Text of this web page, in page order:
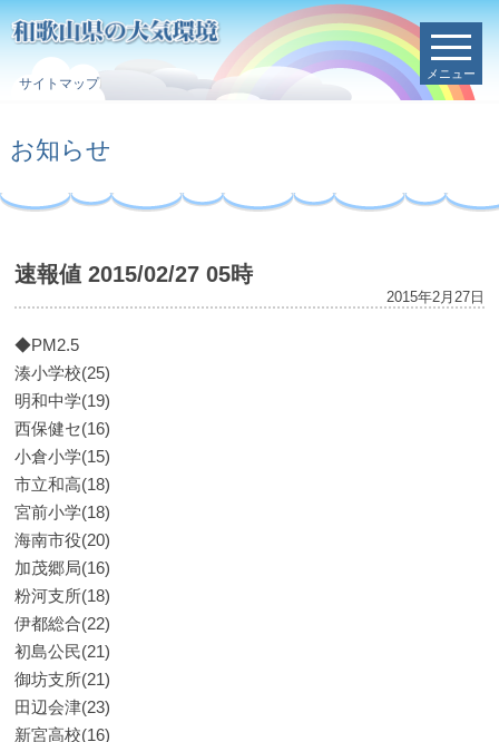
サイトマップ
メニュー
お知らせ
速報値 2015/02/27 05時
2015年2月27日
◆PM2.5
湊小学校(25)
明和中学(19)
西保健セ(16)
小倉小学(15)
市立和高(18)
宮前小学(18)
海南市役(20)
加茂郷局(16)
粉河支所(18)
伊都総合(22)
初島公民(21)
御坊支所(21)
田辺会津(23)
新宮高校(16)